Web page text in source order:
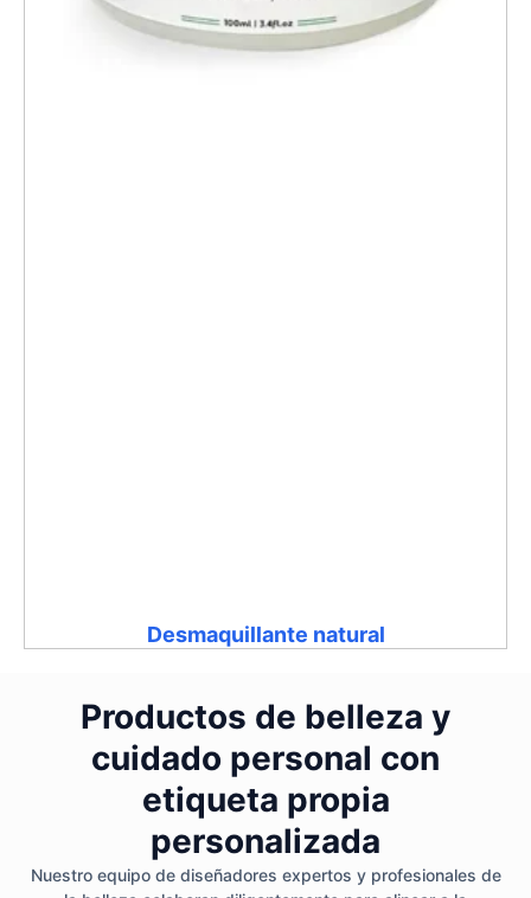
Desmaquillante natural
Productos de belleza y
cuidado personal con
etiqueta propia
personalizada
Nuestro equipo de diseñadores expertos y profesionales de